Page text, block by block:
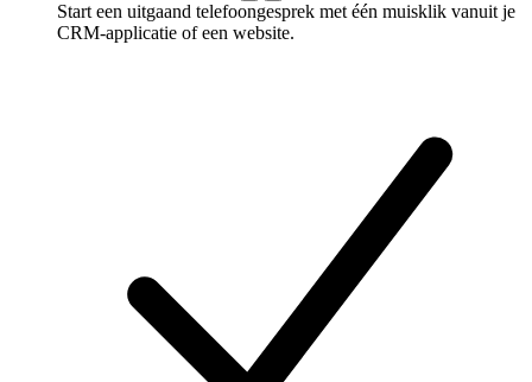
Start een uitgaand telefoongesprek met één muisklik vanuit je
CRM-applicatie of een website.